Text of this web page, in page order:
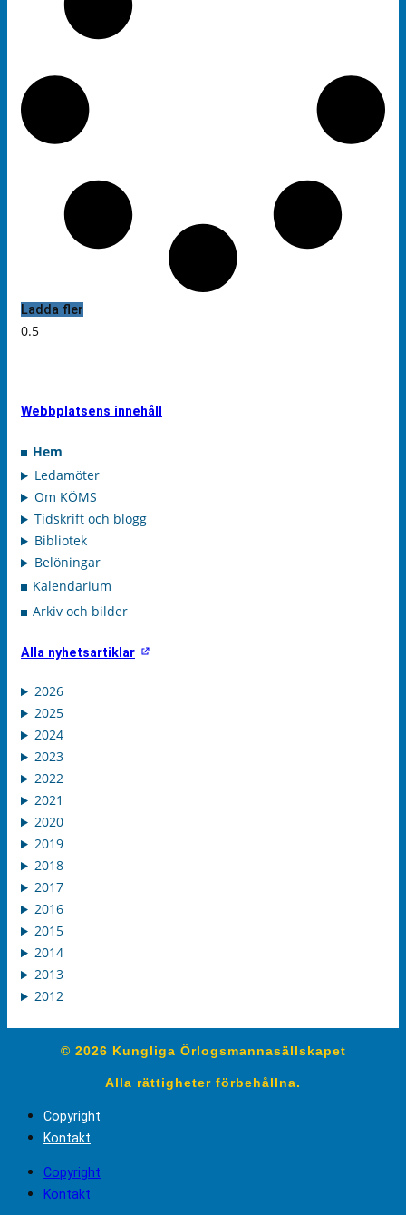
Ladda fler
Webbplatsens innehåll
Hem
Ledamöter
Om KÖMS
Tidskrift och blogg
Bibliotek
Belöningar
Kalendarium
Arkiv och bilder
Alla nyhetsartiklar
2026
2025
2024
2023
2022
2021
2020
2019
2018
2017
2016
2015
2014
2013
2012
© 2026 Kungliga Örlogsmannasällskapet
Alla rättigheter förbehållna.
Copyright
Kontakt
Copyright
Kontakt